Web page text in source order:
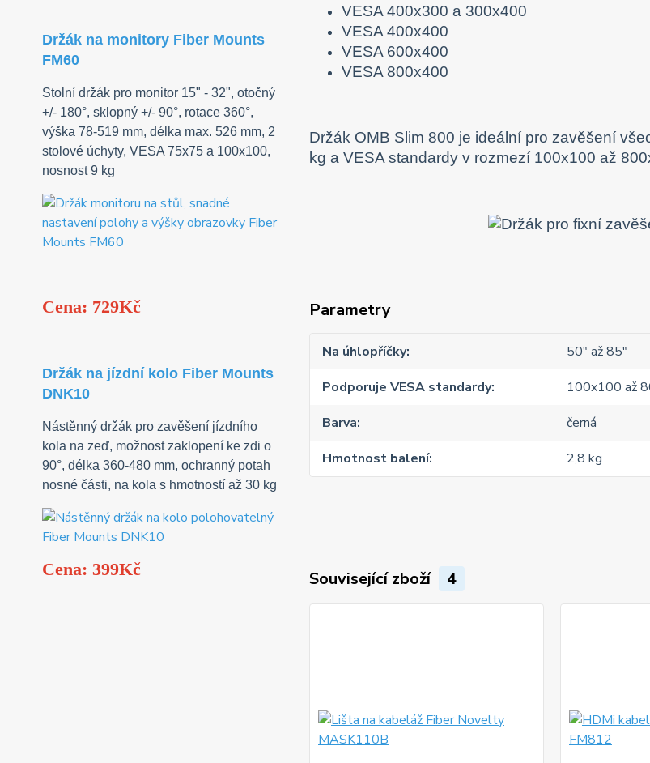
Držák na monitory Fiber Mounts
FM60
Stolní držák pro monitor 15" - 32", otočný
+/- 180°, sklopný +/- 90°, rotace 360°,
výška 78-519 mm, délka max. 526 mm, 2
stolové úchyty, VESA 75x75 a 100x100,
nosnost 9 kg
Cena: 729Kč
Držák na jízdní kolo Fiber Mounts
DNK10
Nástěnný držák pro zavěšení jízdního
kola na zeď, možnost zaklopení ke zdi o
90°, délka 360-480 mm, ochranný potah
nosné části, na kola s hmotností až 30 kg
Cena: 399Kč
VESA 400x300 a 300x400
VESA 400x400
VESA 600x400
VESA 800x400
Držák OMB Slim 800 je ideální pro zavěšení
kg a VESA standardy v rozmezí 100x100 až
Parametry
Na úhlopříčky
50" až 85"
Podporuje VESA standardy
100x100 až
Barva
černá
Hmotnost balení
2,8 kg
Související zboží 4